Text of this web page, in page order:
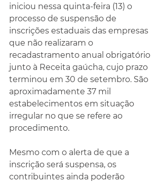
iniciou nessa quinta-feira (13) o
processo de suspensão de
inscrições estaduais das empresas
que não realizaram o
recadastramento anual obrigatório
junto à Receita gaúcha, cujo prazo
terminou em 30 de setembro. São
aproximadamente 37 mil
estabelecimentos em situação
irregular no que se refere ao
procedimento.
Mesmo com o alerta de que a
inscrição será suspensa, os
contribuintes ainda poderão